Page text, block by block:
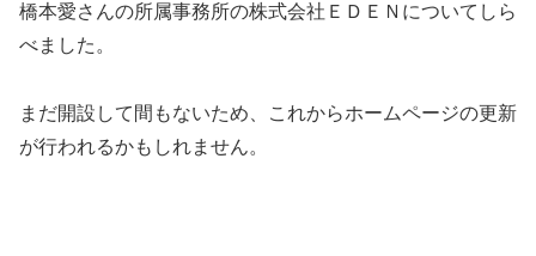
橋本愛さんの所属事務所の株式会社ＥＤＥＮについてしら
べました。
まだ開設して間もないため、これからホームページの更新
が行われるかもしれません。